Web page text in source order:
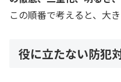
この順番で考えると、大
役に立たない防犯